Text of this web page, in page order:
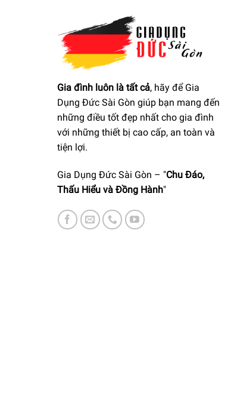
Gia đình luôn là tất cả, hãy để Gia
Dụng Đức Sài Gòn giúp bạn mang đến
những điều tốt đẹp nhất cho gia đình
với những thiết bị cao cấp, an toàn và
tiện lợi.
Gia Dụng Đức Sài Gòn – "Chu Đáo,
Thấu Hiểu và Đồng Hành"